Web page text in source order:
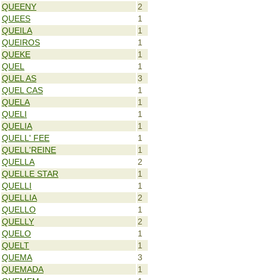
QUEENY
2
QUEES
1
QUEILA
1
QUEIROS
1
QUEKE
1
QUEL
1
QUEL AS
3
QUEL CAS
1
QUELA
1
QUELI
1
QUELIA
1
QUELL' FEE
1
QUELL'REINE
1
QUELLA
2
QUELLE STAR
1
QUELLI
1
QUELLIA
2
QUELLO
1
QUELLY
2
QUELO
1
QUELT
1
QUEMA
3
QUEMADA
1